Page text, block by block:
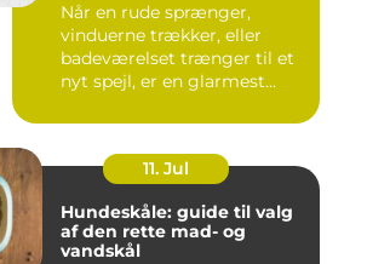
Når en rude sprænger,
vinduerne trækker, eller
badeværelset trænger til et
nyt spejl, er en glarmest...
11. Jul
Hundeskåle: guide til valg
af den rette mad- og
vandskål